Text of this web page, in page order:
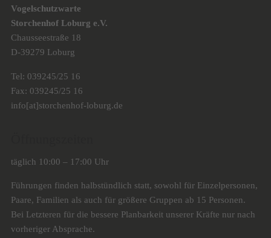
Vogelschutzwarte
Storchenhof Loburg e.V.
Chausseestraße 18
D-39279 Loburg
Tel: 039245/25 16
Fax: 039245/25 16
info[at]storchenhof-loburg.de
täglich 10:00 – 17:00 Uhr
Führungen finden halbstündlich statt, sowohl für Einzelpersonen,
Paare, Familien als auch für größere Gruppen ab 15 Personen.
Bei Letzteren für die bessere Planbarkeit unserer Kräfte nur nach
vorheriger Absprache.